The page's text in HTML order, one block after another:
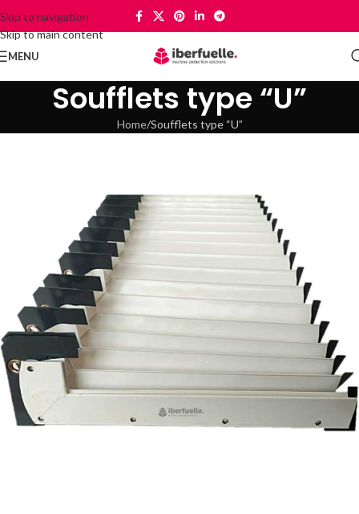
Skip to navigation
Skip to main content
MENU
Soufflets type “U”
Home Soufflets type “U”